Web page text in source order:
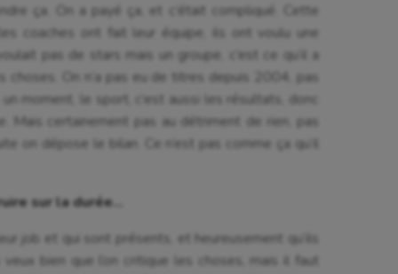
rythmique
Patinage artistique
Pétanque
Plongée
Randonnée / Marche
ça. On a payé ça, et c’était compliqué. Cette
coaches ont fait leur équipe, ils ont voulu une
pas de stars mais un groupe, c’est ce qu’il a
choses. On n’a pas eu de titres depuis 2004, pas
moment, le sport, c’est aussi les résultats, donc
Mais certainement pas au détriment de rien, pas
on dépose le bilan. Ce n’est pas comme ça qu’il
sur la durée…
job et qui sont présents, et heureusement qu’ils
bien que l’on critique les choses, mais il faut